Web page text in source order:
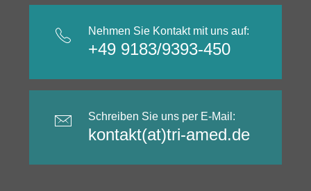
Nehmen Sie Kontakt mit uns auf:
+49 9183/9393-450
Schreiben Sie uns per E-Mail:
kontakt(at)tri-amed.de